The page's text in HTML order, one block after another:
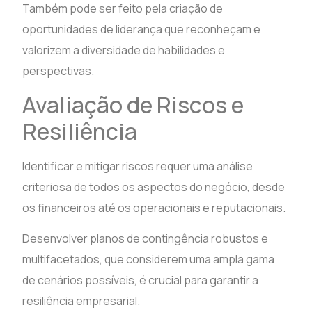
Também pode ser feito pela criação de
oportunidades de liderança que reconheçam e
valorizem a diversidade de habilidades e
perspectivas.
Avaliação de Riscos e
Resiliência
Identificar e mitigar riscos requer uma análise
criteriosa de todos os aspectos do negócio, desde
os financeiros até os operacionais e reputacionais.
Desenvolver planos de contingência robustos e
multifacetados, que considerem uma ampla gama
de cenários possíveis, é crucial para garantir a
resiliência empresarial.